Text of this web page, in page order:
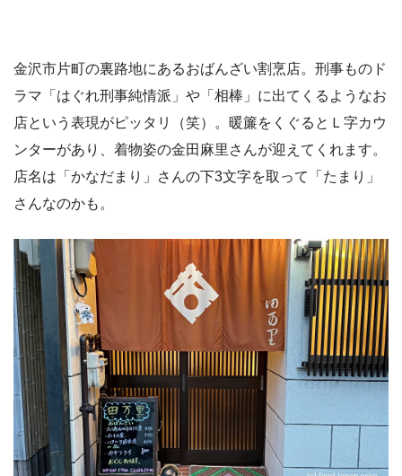
金沢市片町の裏路地にあるおばんざい割烹店。刑事ものド
ラマ「はぐれ刑事純情派」や「相棒」に出てくるようなお
店という表現がピッタリ（笑）。暖簾をくぐるとＬ字カウ
ンターがあり、着物姿の金田麻里さんが迎えてくれます。
店名は「かなだまり」さんの下3文字を取って「たまり」
さんなのかも。